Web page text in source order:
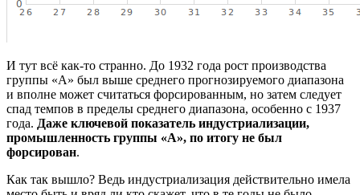
И тут всё как-то странно. До 1932 года рост производства
группы «А» был выше среднего прогнозируемого диапазона
и вполне может считаться форсированным, но затем следует
спад темпов в пределы среднего диапазона, особенно с 1937
года. Даже ключевой показатель индустриализации,
промышленность группы «А», по итогу не был
форсирован.
Как так вышло? Ведь индустриализация действительно имела